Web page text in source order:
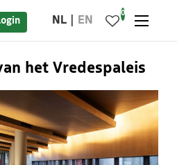
NL EN
0
het Vredespaleis